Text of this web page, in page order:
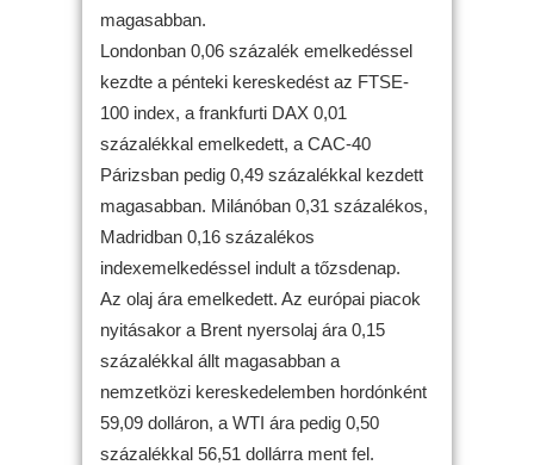
magasabban.
Londonban 0,06 százalék emelkedéssel
kezdte a pénteki kereskedést az FTSE-
100 index, a frankfurti DAX 0,01
százalékkal emelkedett, a CAC-40
Párizsban pedig 0,49 százalékkal kezdett
magasabban. Milánóban 0,31 százalékos,
Madridban 0,16 százalékos
indexemelkedéssel indult a tőzsdenap.
Az olaj ára emelkedett. Az európai piacok
nyitásakor a Brent nyersolaj ára 0,15
százalékkal állt magasabban a
nemzetközi kereskedelemben hordónként
59,09 dolláron, a WTI ára pedig 0,50
százalékkal 56,51 dollárra ment fel.